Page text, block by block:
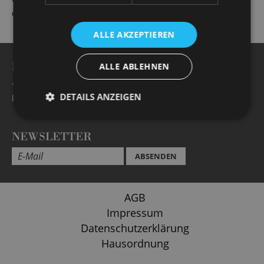
d'amore
BESUCHERSERVICE -Öffnungszeiten
+49 351 32042 222
karten@staatsoperette.de
NEWSLETTER
ABSENDEN
AGB
Impressum
Datenschutzerklärung
Hausordnung
ALLE AKZEPTIEREN
ALLE ABLEHNEN
DETAILS ANZEIGEN